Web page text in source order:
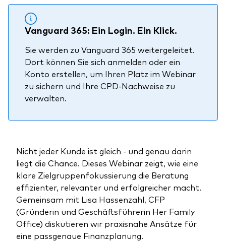
Modellportfolios
Multi-asset
Money market
Investieren mit uns
Vanguard Produkte kaufen
Marktausblick 2026
Index-Exposure-Analyse
Kundenbeziehungen
Financial Planning
Investment Know how
Marktkommentare
Ihr Wissenshub: Studien & Analysen
Kontakt
Betrugsprävention
Vanguard 365: Ein Login. Ein Klick.
Sie werden zu Vanguard 365 weitergeleitet.
Dort können Sie sich anmelden oder ein
Konto erstellen, um Ihren Platz im Webinar
zu sichern und Ihre CPD-Nachweise zu
verwalten.
Nicht jeder Kunde ist gleich - und genau darin
liegt die Chance. Dieses Webinar zeigt, wie eine
klare Zielgruppenfokussierung die Beratung
effizienter, relevanter und erfolgreicher macht.
Gemeinsam mit Lisa Hassenzahl, CFP
(Gründerin und Geschäftsführerin Her Family
Office) diskutieren wir praxisnahe Ansätze für
eine passgenaue Finanzplanung.